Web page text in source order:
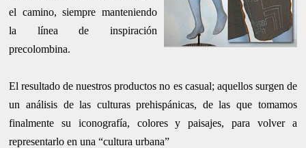
el camino, siempre manteniendo
la línea de inspiración
precolombina.
El resultado de nuestros productos no es casual; aquellos surgen de
un análisis de las culturas prehispánicas, de las que tomamos
finalmente su iconografía, colores y paisajes, para volver a
representarlo en una “cultura urbana”